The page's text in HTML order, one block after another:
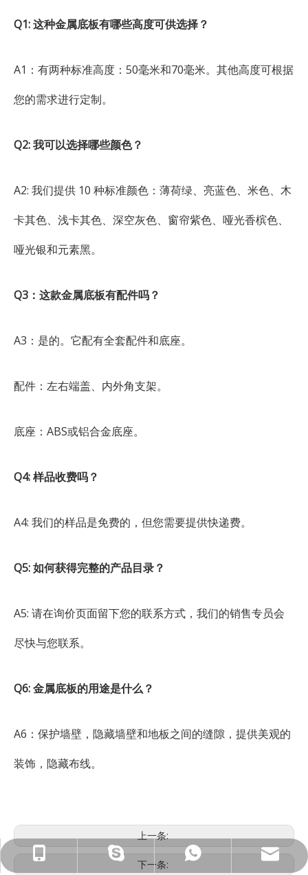
Q1: 这种金属底板有哪些高度可供选择？
A1：有两种标准高度：50毫米和70毫米。其他高度可根据
您的需求进行定制。
Q2: 我可以选择哪些颜色？
A2: 我们提供 10 种标准颜色：薄荷绿、亮蓝色、米色、木
卡其色、浅卡其色、深空灰色、窗帘紫色、哑光香槟色、
哑光银和元素黑。
Q3：这款金属底板有配件吗？
A3：是的。它配有全套配件和底座。
配件：左右端盖、内外角支架。
底座：ABS或铝合金底座。
Q4: 样品收费吗？
A4: 我们的样品是免费的，但您需要提供快递费。
Q5: 如何获得完整的产品目录？
A5: 请在询价页面留下您的联系方式，我们的销售专员会
尽快与您联系。
Q6: 金属底板的用途是什么？
A6：保护墙壁，隐藏墙壁和地板之间的缝隙，提供美观的
装饰，隐藏布线。
上一条:
下一条:
13929113888
lucky18177
13928691588
ck_Lucky@gdcreateking.com